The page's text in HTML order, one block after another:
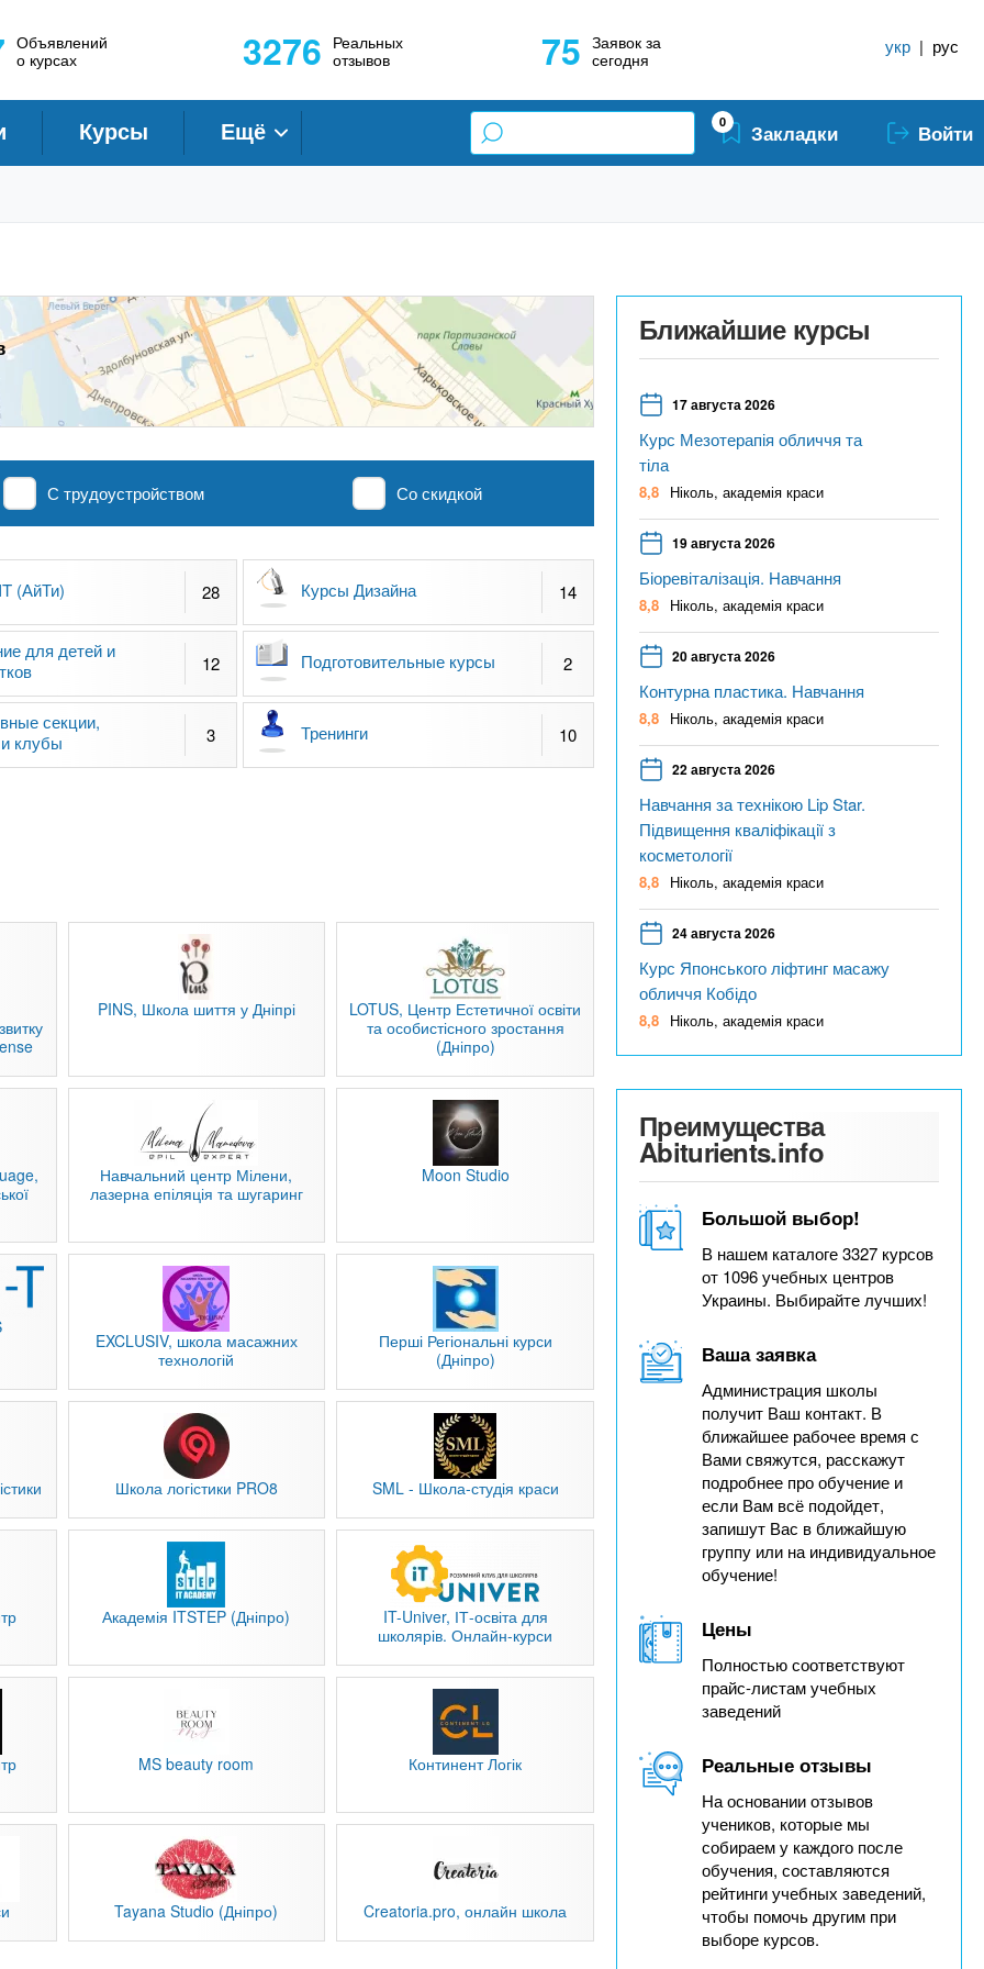
Объявлений
о курсах
3276 Реальных
отзывов
75 Заявок за
сегодня
укр | рус
Курсы Ещё 0 Закладки Войти
С трудоустройством Со скидкой
(АйТи) 28 Курсы Дизайна 14
для детей и
12 Подготовительные курсы 2
секции,
клубы
3 Тренинги 10
PINS, Школа шиття у Дніпрі
LOTUS, Центр Естетичної освіти
та особистісного зростання
(Дніпро)
Навчальний центр Мілени,
лазерна епіляція та шугаринг
Moon Studio
EXCLUSIV, школа масажних
технологій
Перші Регіональні курси
(Дніпро)
Школа логістики PRO8 SML - Школа-студія краси
Академія ITSTEP (Дніпро)
IT-Univer, ІТ-освіта для
школярів. Онлайн-курси
MS beauty room Континент Логік
Tayana Studio (Дніпро) Creatoria.pro, онлайн школа
Ближайшие курсы
17 августа 2026
Курс Мезотерапія обличчя та
тіла
8,8 Ніколь, академія краси
19 августа 2026
Біоревіталізація. Навчання
8,8 Ніколь, академія краси
20 августа 2026
Контурна пластика. Навчання
8,8 Ніколь, академія краси
22 августа 2026
Навчання за технікою Lip Star.
Підвищення кваліфікації з
косметології
8,8 Ніколь, академія краси
24 августа 2026
Курс Японського ліфтинг масажу
обличчя Кобідо
8,8 Ніколь, академія краси
Преимущества
Abiturients.info
Большой выбор!
В нашем каталоге 3327 курсов
от 1096 учебных центров
Украины. Выбирайте лучших!
Ваша заявка
Администрация школы
получит Ваш контакт. В
ближайшее рабочее время с
Вами свяжутся, расскажут
подробнее про обучение и
если Вам всё подойдет,
запишут Вас в ближайшую
группу или на индивидуальное
обучение!
Цены
Полностью соответствуют
прайс-листам учебных
заведений
Реальные отзывы
На основании отзывов
учеников, которые мы
собираем у каждого после
обучения, составляются
рейтинги учебных заведений,
чтобы помочь другим при
выборе курсов.